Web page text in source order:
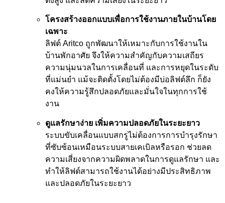
โครงสร้างออกแบบเพื่อการใช้งานภายในบ้านโดย
เฉพาะ
ลิฟต์ Aritco ถูกพัฒนาให้เหมาะกับการใช้งานใน
บ้านพักอาศัย จึงให้ความสำคัญกับความเสถียร
ความนุ่มนวลในการเคลื่อนที่ และการหยุดในระดับ
ที่แม่นยำ แม้จะติดตั้งโดยไม่ต้องมีบ่อลิฟต์ลึก ก็ยัง
คงให้ความรู้สึกปลอดภัยและมั่นใจในทุกการใช้
งาน
ดูแลรักษาง่าย เพิ่มความปลอดภัยในระยะยาว
ระบบขับเคลื่อนแบบสกรูไม่ต้องการการบำรุงรักษา
ที่ซับซ้อนเหมือนระบบสายเคเบิลหรือรอก ช่วยลด
ความเสี่ยงจากความผิดพลาดในการดูแลรักษา และ
ทำให้ลิฟต์สามารถใช้งานได้อย่างมีประสิทธิภาพ
และปลอดภัยในระยะยาว